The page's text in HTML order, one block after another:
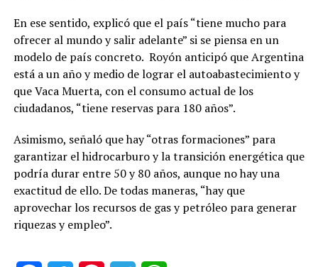
En ese sentido, explicó que el país “tiene mucho para
ofrecer al mundo y salir adelante” si se piensa en un
modelo de país concreto. Royón anticipó que Argentina
está a un año y medio de lograr el autoabastecimiento y
que Vaca Muerta, con el consumo actual de los
ciudadanos, “tiene reservas para 180 años”.
Asimismo, señaló que hay “otras formaciones” para
garantizar el hidrocarburo y la transición energética que
podría durar entre 50 y 80 años, aunque no hay una
exactitud de ello. De todas maneras, “hay que
aprovechar los recursos de gas y petróleo para generar
riquezas y empleo”.